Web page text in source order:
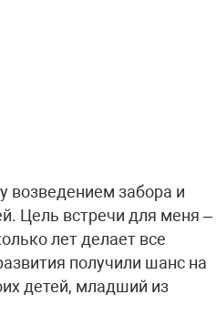
возведением забора и
Цель встречи для меня –
лет делает все
получили шанс на
детей, младший из